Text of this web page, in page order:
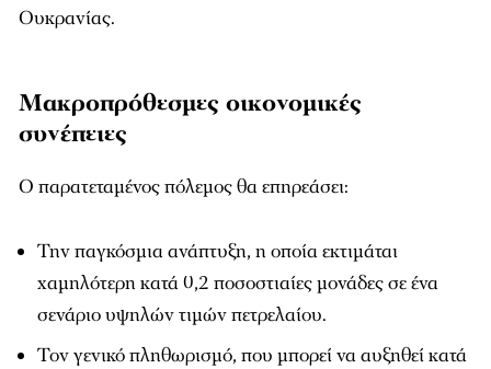
Ουκρανίας.
Μακροπρόθεσμες οικονομικές
συνέπειες
Ο παρατεταμένος πόλεμος θα επηρεάσει:
Την παγκόσμια ανάπτυξη, η οποία εκτιμάται
χαμηλότερη κατά 0,2 ποσοστιαίες μονάδες σε ένα
σενάριο υψηλών τιμών πετρελαίου.
Τον γενικό πληθωρισμό, που μπορεί να αυξηθεί κατά